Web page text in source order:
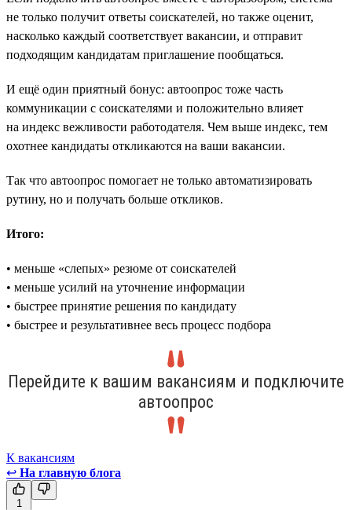
не только получит ответы соискателей, но также оценит,
насколько каждый соответствует вакансии, и отправит
подходящим кандидатам приглашение пообщаться.
И ещё один приятный бонус: автоопрос тоже часть
коммуникации с соискателями и положительно влияет
на индекс вежливости работодателя. Чем выше индекс, тем
охотнее кандидаты откликаются на ваши вакансии.
Так что автоопрос помогает не только автоматизировать
рутину, но и получать больше откликов.
Итого:
• меньше «слепых» резюме от соискателей
• меньше усилий на уточнение информации
• быстрее принятие решения по кандидату
• быстрее и результативнее весь процесс подбора
Перейдите к вашим вакансиям и подключите
автоопрос
К вакансиям
↩ На главную блога
1